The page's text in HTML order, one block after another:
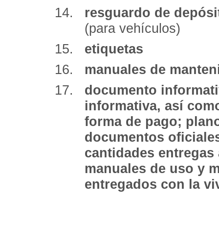
resguardo de
(para vehículos)
etiquetas
manuales de
documento
informativa, así
forma de pago;
documentos
cantidades
manuales de uso y
entregados con la